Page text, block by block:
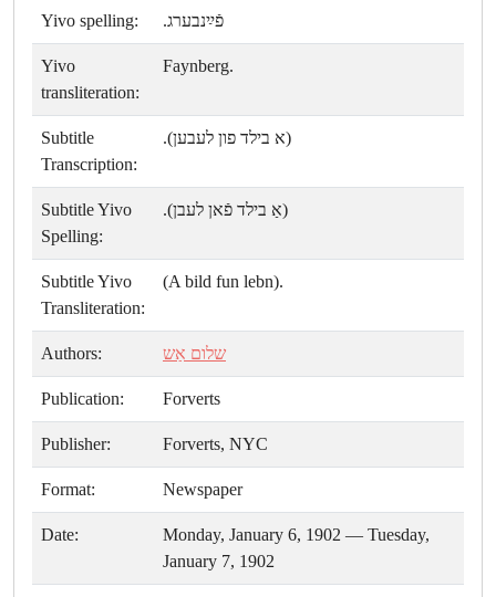
Yivo spelling: פֿײַנבערג.
Yivo
transliteration:
Faynberg.
Subtitle
Transcription:
(א בילד פון לעבען).
Subtitle Yivo
Spelling:
(אַ בילד פֿאן לעבן).
Subtitle Yivo
Transliteration:
(A bild fun lebn).
Authors: שלום אַש
Publication: Forverts
Publisher: Forverts, NYC
Format: Newspaper
Date:
Monday, January 6, 1902 — Tuesday,
January 7, 1902